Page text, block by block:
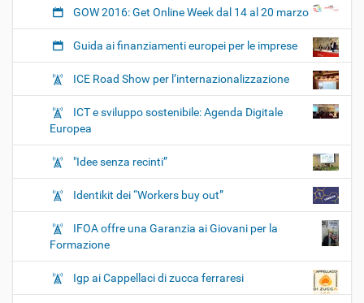
GOW 2016: Get Online Week dal 14 al 20 marzo
Guida ai finanziamenti europei per le imprese
ICE Road Show per l’internazionalizzazione
ICT e sviluppo sostenibile: Agenda Digitale
Europea
"Idee senza recinti”
Identikit dei “Workers buy out”
IFOA offre una Garanzia ai Giovani per la
Formazione
Igp ai Cappellaci di zucca ferraresi